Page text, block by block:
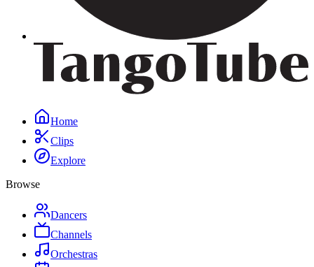
Home
Clips
Explore
Browse
Dancers
Channels
Orchestras